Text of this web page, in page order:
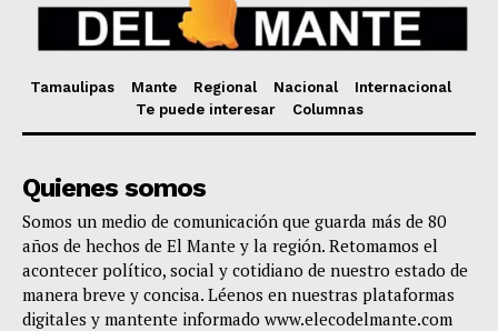
Tamaulipas Mante Regional Nacional
Internacional
Te puede interesar
Columnas
Quienes somos
Somos un medio de comunicación que guarda más de 80
años de hechos de El Mante y la región. Retomamos el
acontecer político, social y cotidiano de nuestro estado de
manera breve y concisa. Léenos en nuestras plataformas
digitales y mantente informado www.elecodelmante.com